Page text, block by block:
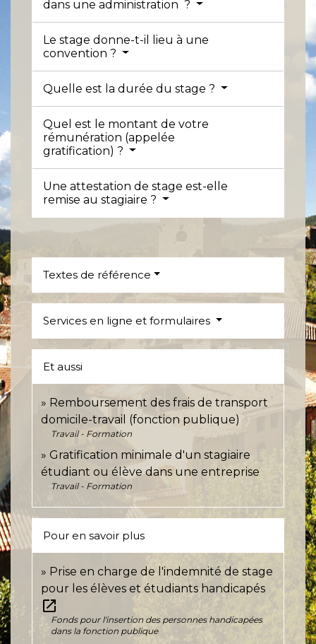
dans une administration ?
Le stage donne-t-il lieu à une
convention ?
Quelle est la durée du stage ?
Quel est le montant de votre
rémunération (appelée
gratification) ?
Une attestation de stage est-elle
remise au stagiaire ?
Textes de référence
Services en ligne et formulaires
Et aussi
Remboursement des frais de transport
domicile-travail (fonction publique)
Travail - Formation
Gratification minimale d'un stagiaire
étudiant ou élève dans une entreprise
Travail - Formation
Pour en savoir plus
Prise en charge de l'indemnité de stage
pour les élèves et étudiants handicapés
open_in_new
Fonds pour l'insertion des personnes handicapées
dans la fonction publique